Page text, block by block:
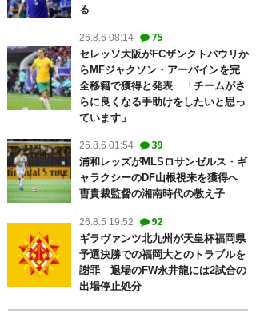
る
26.8.6 08:14 75
セレッソ大阪がFCザンクトパウリか
らMFジャクソン・アーバインを完
全移籍で獲得と発表 「チームがさ
らに良くなる手助けをしたいと思っ
ています」
26.8.6 01:54 39
浦和レッズがMLSロサンゼルス・ギ
ャラクシーのDF山根視来を獲得へ
曺貴裁監督の湘南時代の教え子
26.8.5 19:52 92
ギラヴァンツ北九州が天皇杯福岡県
予選決勝での福岡大とのトラブルを
謝罪 退場のFW永井龍には2試合の
出場停止処分